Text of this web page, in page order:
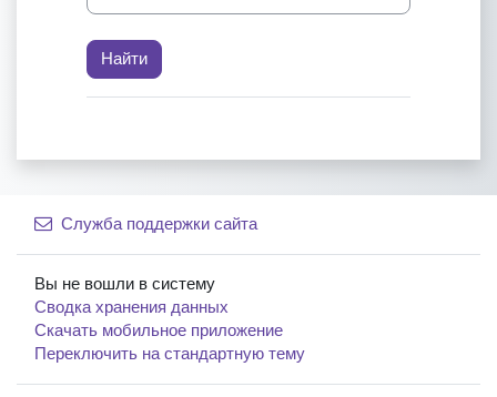
Служба поддержки сайта
Вы не вошли в систему
Сводка хранения данных
Скачать мобильное приложение
Переключить на стандартную тему